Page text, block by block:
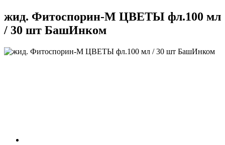
жид. Фитоспорин-М ЦВЕТЫ фл.100 мл
/ 30 шт БашИнком